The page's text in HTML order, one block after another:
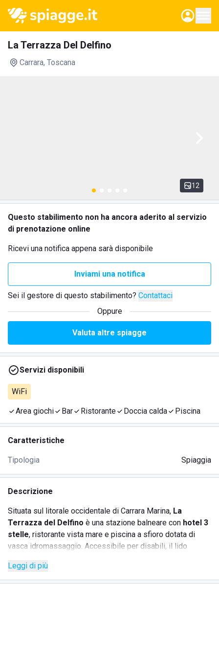
La Terrazza Del Delfino
Carrara, Toscana
12
Questo stabilimento non ha ancora aderito al servizio
di prenotazione online
Ricevi una notifica appena sarà disponibile
Inviami una notifica
Sei il gestore di questo stabilimento? Contattaci
Oppure
Valuta altre spiagge
Servizi disponibili
WiFi
Area giochi Bar Ristorante Doccia calda Piscina
Caratteristiche
Tipologia Spiaggia
Descrizione
Situata sul litorale occidentale di Carrara Marina, La
Terrazza del Delfino è una stazione balneare con hotel 3
stelle, ristorante vista mare e piscina a sfioro dotata di
vasca idromassaggio. Accessibile per disabili, il lido
solarium allestito a bordo piscina
dell'hotel viene riservata una postazione in spiaggia con
Leggi di più